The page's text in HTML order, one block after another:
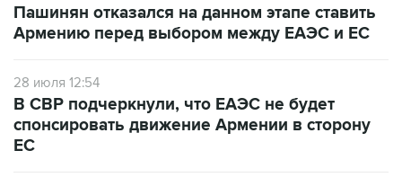
Пашинян отказался на данном этапе ставить
Армению перед выбором между ЕАЭС и ЕС
28 июля 12:54
В СВР подчеркнули, что ЕАЭС не будет
спонсировать движение Армении в сторону
ЕС